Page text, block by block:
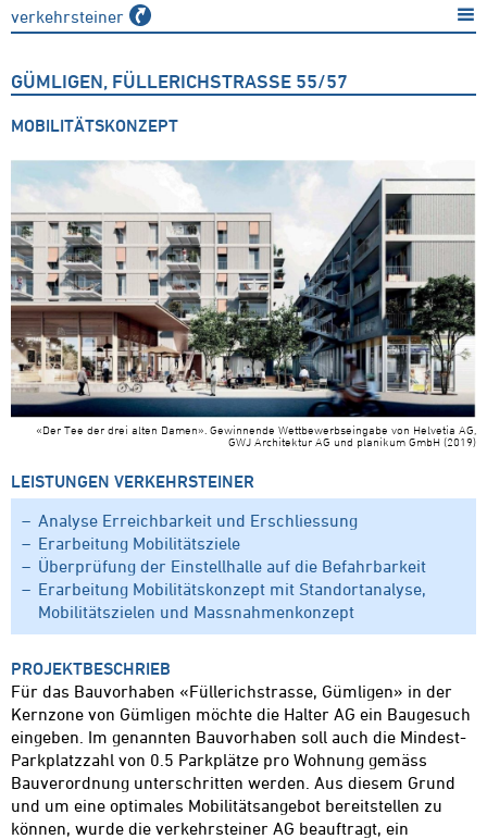
verkehrsteiner
GÜMLIGEN, FÜLLERICHSTRASSE 55/57
MOBILITÄTSKONZEPT
«Der Tee der drei alten Damen». Gewinnende Wettbewerbseingabe von Helvetia AG,
GWJ Architektur AG und planikum GmbH (2019)
LEISTUNGEN VERKEHRSTEINER
Analyse Erreichbarkeit und Erschliessung
Erarbeitung Mobilitätsziele
Überprüfung der Einstellhalle auf die Befahrbarkeit
Erarbeitung Mobilitätskonzept mit Standortanalyse,
Mobilitätszielen und Massnahmenkonzept
PROJEKTBESCHRIEB
Für das Bauvorhaben «Füllerichstrasse, Gümligen» in der
Kernzone von Gümligen möchte die Halter AG ein Baugesuch
eingeben. Im genannten Bauvorhaben soll auch die Mindest-
Parkplatzzahl von 0.5 Parkplätze pro Wohnung gemäss
Bauverordnung unterschritten werden. Aus diesem Grund
und um eine optimales Mobilitätsangebot bereitstellen zu
können, wurde die verkehrsteiner AG beauftragt, ein